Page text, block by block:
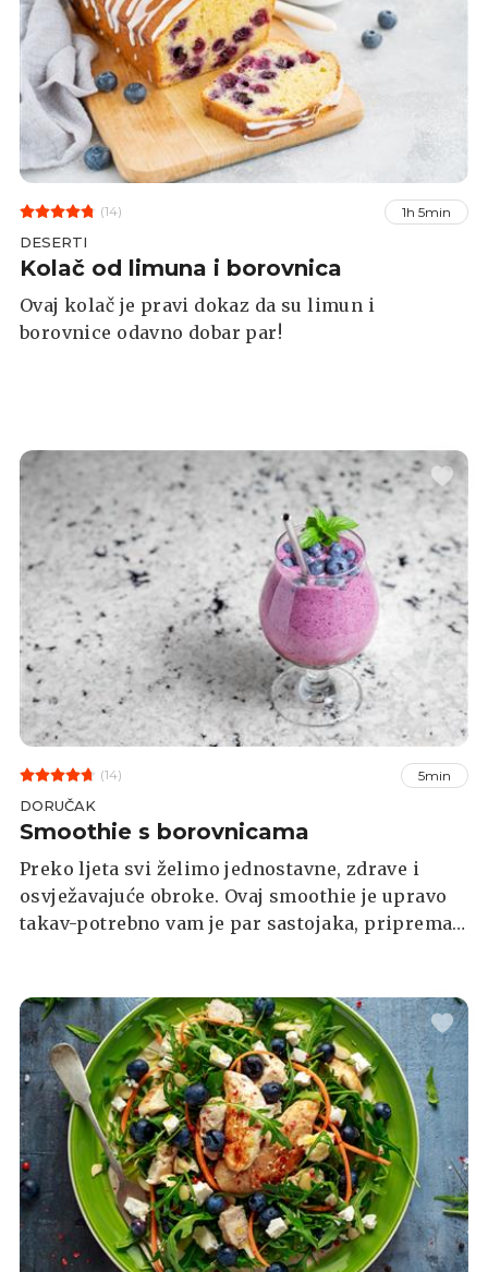
(14) 1h 5min
DESERTI
Kolač od limuna i borovnica
Ovaj kolač je pravi dokaz da su limun i
borovnice odavno dobar par!
(14) 5min
DORUČAK
Smoothie s borovnicama
Preko ljeta svi želimo jednostavne, zdrave i
osvježavajuće obroke. Ovaj smoothie je upravo
takav-potrebno vam je par sastojaka, priprema